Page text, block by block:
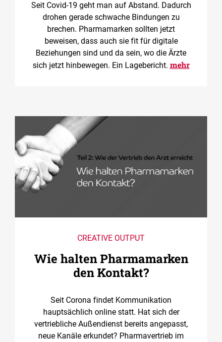
Seit Covid-19 geht man auf Abstand. Dadurch
drohen gerade schwache Bindungen zu
brechen. Pharmamarken sollten jetzt
beweisen, dass auch sie fit für digitale
Beziehungen sind und da sein, wo die Ärzte
sich jetzt hinbewegen. Ein Lagebericht. mehr
CREATIVE OUTPUT
Wie halten Pharmamarken
den Kontakt?
Seit Corona findet Kommunikation
hauptsächlich online statt. Hat sich der
vertriebliche Außendienst bereits angepasst,
neue Kanäle erkundet? Pharmavertrieb im